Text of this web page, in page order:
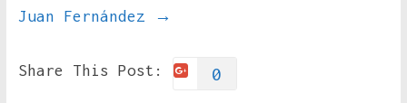
Juan Fernández
→
Share This Post: 0